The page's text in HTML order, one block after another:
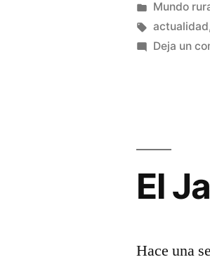
por
Publicado
en
Mundo
Etiquetas:
actualidad
Deja un
El
Hace una